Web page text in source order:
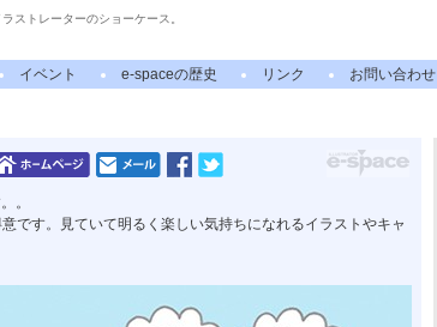
ストレーターのショーケース。
イベント e-spaceの歴史 リンク お問い合わせ
。
です。見ていて明るく楽しい気持ちになれるイラストやキャ